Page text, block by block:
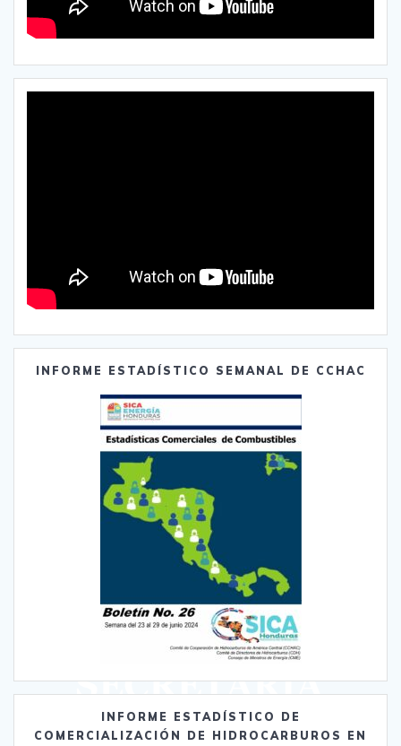
INFORME ESTADÍSTICO SEMANAL DE CCHAC
INFORME ESTADÍSTICO DE
COMERCIALIZACIÓN DE HIDROCARBUROS EN